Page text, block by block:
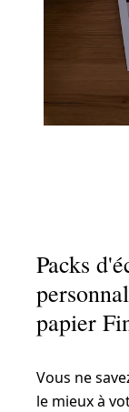
Packs
papier
Vous ne
le mieux à